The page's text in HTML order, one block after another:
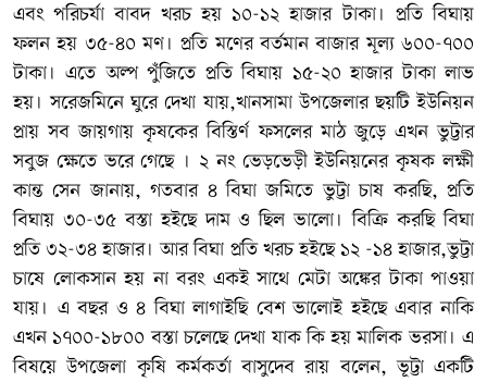
এবং পরিচর্যা বাবদ খরচ হয় ১০-১২ হাজার টাকা। প্রতি বিঘায়
ফলন হয় ৩৫-৪০ মণ। প্রতি মণের বর্তমান বাজার মূল্য ৬০০-৭০০
টাকা। এতে অল্প পুঁজিতে প্রতি বিঘায় ১৫-২০ হাজার টাকা লাভ
হয়। সরেজমিনে ঘুরে দেখা যায়,খানসামা উপজেলার ছয়টি ইউনিয়ন
প্রায় সব জায়গায় কৃষকের বিস্তির্ণ ফসলের মাঠ জুড়ে এখন ভুট্টার
সবুজ ক্ষেতে ভরে গেছে । ২ নং ভেড়ভেড়ী ইউনিয়নের কৃষক লক্ষী
কান্ত সেন জানায়, গতবার ৪ বিঘা জমিতে ভুট্টা চাষ করছি, প্রতি
বিঘায় ৩০-৩৫ বস্তা হইছে দাম ও ছিল ভালো। বিক্রি করছি বিঘা
প্রতি ৩২-৩৪ হাজার। আর বিঘা প্রতি খরচ হইছে ১২ -১৪ হাজার,ভুট্টা
চাষে লোকসান হয় না বরং একই সাথে মেটা অঙ্কের টাকা পাওয়া
যায়। এ বছর ও ৪ বিঘা লাগাইছি বেশ ভালোই হইছে এবার নাকি
এখন ১৭০০-১৮০০ বস্তা চলেছে দেখা যাক কি হয় মালিক ভরসা। এ
বিষয়ে উপজেলা কৃষি কর্মকর্তা বাসুদেব রায় বলেন, ভূট্টা একটি